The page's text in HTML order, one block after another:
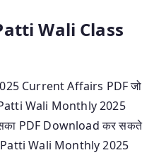
Wali Class
Current Affairs PDF जो
Wali Monthly 2025
PDF Download कर सकते
Wali Monthly 2025